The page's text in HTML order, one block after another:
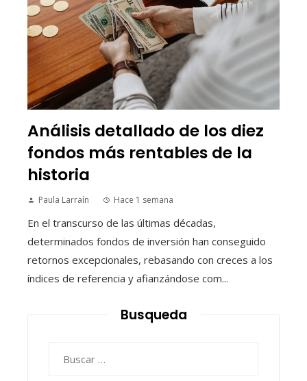
Análisis detallado de los diez
fondos más rentables de la
historia
Paula Larraín Hace 1 semana
En el transcurso de las últimas décadas,
determinados fondos de inversión han conseguido
retornos excepcionales, rebasando con creces a los
índices de referencia y afianzándose com...
Busqueda